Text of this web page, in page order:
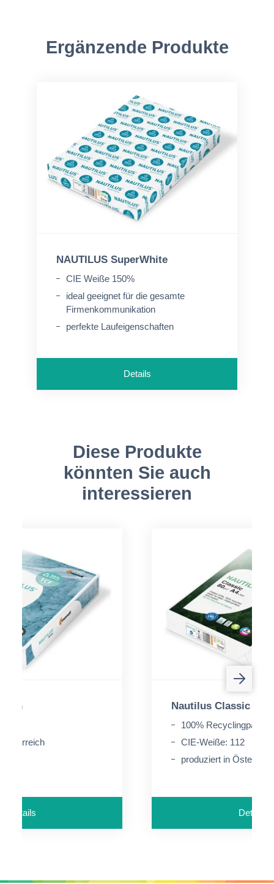
Ergänzende Produkte
NAUTILUS SuperWhite
CIE Weiße 150%
ideal geeignet für die gesamte
Firmenkommunikation
perfekte Laufeigenschaften
Details
Diese Produkte
könnten Sie auch
interessieren
Österreich
Details
Nautilus Classic
100% Recyclingpapier
CIE-Weiße: 112
produziert in Österreich
Details